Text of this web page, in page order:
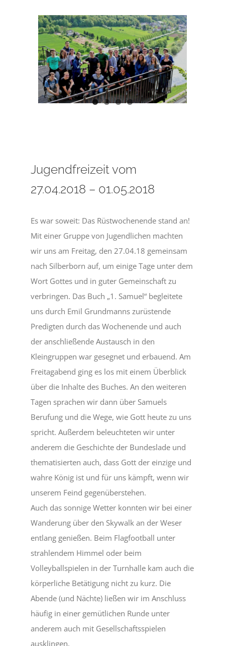
Zeige
grösseres
Bild
Jugendfreizeit vom
27.04.2018 – 01.05.2018
Es war soweit: Das Rüstwochenende stand an!
Mit einer Gruppe von Jugendlichen machten
wir uns am Freitag, den 27.04.18 gemeinsam
nach Silberborn auf, um einige Tage unter dem
Wort Gottes und in guter Gemeinschaft zu
verbringen. Das Buch „1. Samuel“ begleitete
uns durch Emil Grundmanns zurüstende
Predigten durch das Wochenende und auch
der anschließende Austausch in den
Kleingruppen war gesegnet und erbauend. Am
Freitagabend ging es los mit einem Überblick
über die Inhalte des Buches. An den weiteren
Tagen sprachen wir dann über Samuels
Berufung und die Wege, wie Gott heute zu uns
spricht. Außerdem beleuchteten wir unter
anderem die Geschichte der Bundeslade und
thematisierten auch, dass Gott der einzige und
wahre König ist und für uns kämpft, wenn wir
unserem Feind gegenüberstehen.
Auch das sonnige Wetter konnten wir bei einer
Wanderung über den Skywalk an der Weser
entlang genießen. Beim Flagfootball unter
strahlendem Himmel oder beim
Volleyballspielen in der Turnhalle kam auch die
körperliche Betätigung nicht zu kurz. Die
Abende (und Nächte) ließen wir im Anschluss
häufig in einer gemütlichen Runde unter
anderem auch mit Gesellschaftsspielen
ausklingen.